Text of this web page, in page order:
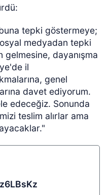
tepki göstermeye;
medyadan tepki
dayanışma
il
genel
davet ediyorum.
edeceğiz. Sonunda
teslim alırlar ama